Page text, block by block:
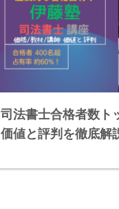
司法書士合格者数ト
価値と評判を徹底解